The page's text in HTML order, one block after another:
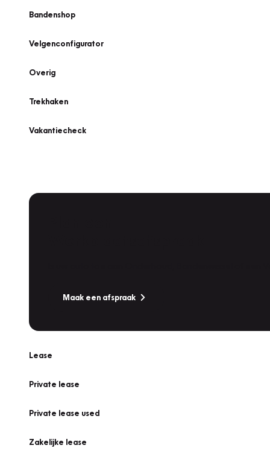
Bandenshop
Velgenconfigurator
Overig
Trekhaken
Vakantiecheck
Maak een afspraak
Lease
Private lease
Private lease used
Zakelijke lease